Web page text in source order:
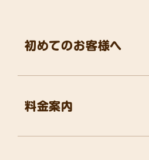
初めてのお客様へ
料金案内